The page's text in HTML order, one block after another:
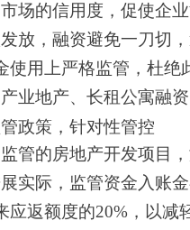
场的信用度，促使企
放，融资避免一刀切
用上严格监管，杜
业地产、长租公寓融
政策，针对性管控
管的房地产开发项目
实际，监管资金入账
返额度的20%，以减